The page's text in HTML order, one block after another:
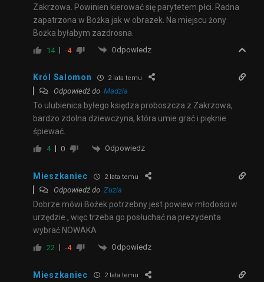
Zakrzowa. Powinien kierować się parytetem płci. Radna
zapatrzona w Bożka jak w obrazek. Na miejscu żony
Bożka byłabym zazdrosna.
14 -4 Odpowiedz
Król Salomon 2 lata temu
Odpowiedź do Madzia
To ulubienica byłego księdza proboszcza z Zakrzowa,
bardzo zdolna dziewczyna, która umie grać i pięknie
śpiewać.
4 0 Odpowiedz
Mieszkaniec 2 lata temu
Odpowiedź do Zuzia
Dobrze mówi Bożek potrzebny jest powiew młodości w
urzędzie , więc trzeba go posłuchać na prezydenta
wybrać NOWAKA
22 -4 Odpowiedz
Mieszkaniec 2 lata temu